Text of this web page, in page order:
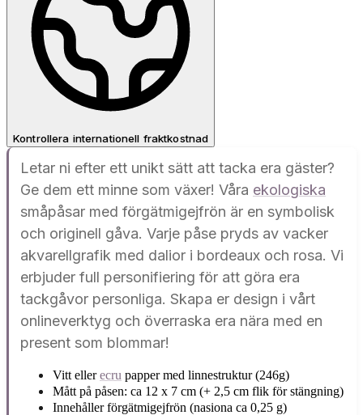
Kontrollera internationell fraktkostnad
Letar ni efter ett unikt sätt att tacka era gäster?
Ge dem ett minne som växer! Våra ekologiska
småpåsar med förgätmigejfrön är en symbolisk
och originell gåva. Varje påse pryds av vacker
akvarellgrafik med dalior i bordeaux och rosa. Vi
erbjuder full personifiering för att göra era
tackgåvor personliga. Skapa er design i vårt
onlineverktyg och överraska era nära med en
present som blommar!
Vitt ellerecru papper med linnestruktur (246g)
Mått på påsen: ca 12 x 7 cm (+ 2,5 cm flik för stängning)
Innehåller förgätmigejfrön (nasiona ca 0,25 g)